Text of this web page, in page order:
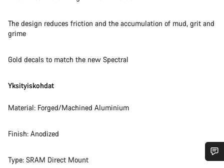
The design reduces friction and the accumulation of mud, grit and
grime
Gold decals to match the new Spectral
Yksityiskohdat
Material: Forged/Machined Aluminium
Finish: Anodized
Type: SRAM Direct Mount